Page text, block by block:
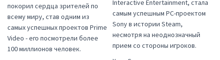
покорил сердца зрителей по
всему миру, став одним из
самых успешных проектов Prime
Video - его посмотрели более
100 миллионов человек.
Interactive Entertainment, стала
самым успешным PC-проектом
Sony в истории Steam,
несмотря на неоднозначный
прием со стороны игроков.